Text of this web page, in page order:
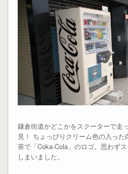
鎌倉街道かどこかをスクーターで走
見！ ちょっぴりクリーム色の入っ
茶で「Coka-Cola」のロゴ。思わず
しまいました。